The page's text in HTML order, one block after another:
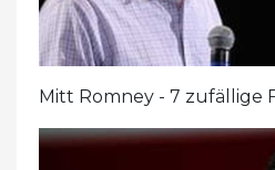
Mitt Romney - 7 zufällige